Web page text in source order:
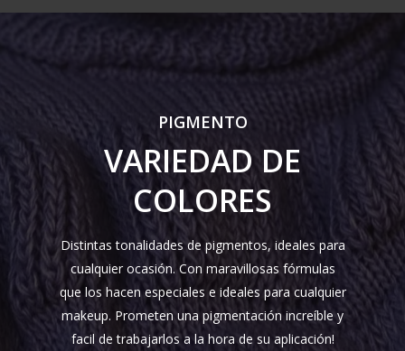
PIGMENTO
VARIEDAD DE
COLORES
Distintas tonalidades de pigmentos, ideales para
cualquier ocasión. Con maravillosas fórmulas
que los hacen especiales e ideales para cualquier
makeup. Prometen una pigmentación increíble y
facil de trabajarlos a la hora de su aplicación!